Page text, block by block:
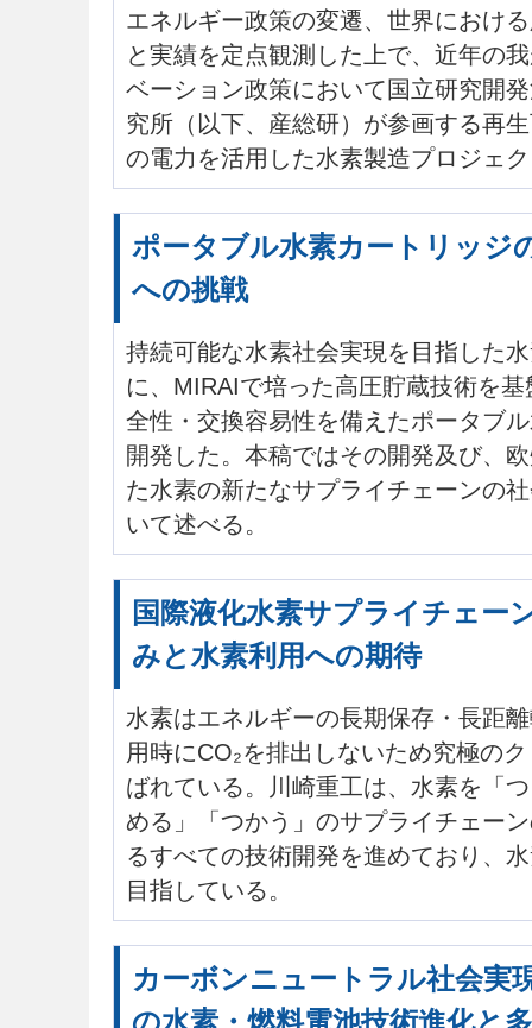
エネルギー政策の変遷、世界におけ
と実績を定点観測した上で、近年の
ベーション政策において国立研究開
究所（以下、産総研）が参画する再
の電力を活用した水素製造プロジェ
ポータブル水素カートリッジ
への挑戦
持続可能な水素社会実現を目指した
に、MIRAIで培った高圧貯蔵技術を
全性・交換容易性を備えたポータブ
開発した。本稿ではその開発及び、
た水素の新たなサプライチェーンの
いて述べる。
国際液化水素サプライチェー
みと水素利用への期待
水素はエネルギーの長期保存・長距
用時にCO₂を排出しないため究極の
ばれている。川崎重工は、水素を「
める」「つかう」のサプライチェー
るすべての技術開発を進めており、
目指している。
カーボンニュートラル社会実
の水素・燃料電池技術進化と